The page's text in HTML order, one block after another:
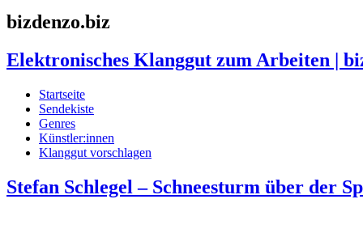
bizdenzo.biz
Elektronisches Klanggut zum Arbeiten |
Startseite
Sendekiste
Genres
Künstler:innen
Klanggut vorschlagen
Stefan Schlegel – Schneesturm über der